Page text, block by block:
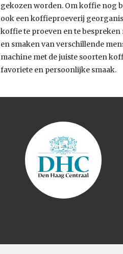
gekozen worden. Om koffie nog
ook een koffieproeverij
koffie te proeven en te bespreken
en smaken van verschillende
machine met de juiste soorten
favoriete en persoonlijke smaak.